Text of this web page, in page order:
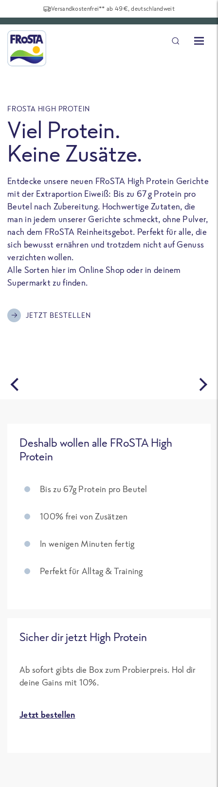
Versandkostenfrei** ab 49€, deutschlandweit
FROSTA HIGH PROTEIN
Viel Protein.
Keine Zusätze.
Entdecke unsere neuen FRoSTA High Protein Gerichte
mit der Extraportion Eiweiß: Bis zu 67 g Protein pro
Beutel nach Zubereitung. Hochwertige Zutaten, die
man in jedem unserer Gerichte schmeckt, ohne Pulver,
nach dem FRoSTA Reinheitsgebot. Perfekt für alle, die
sich bewusst ernähren und trotzdem nicht auf Genuss
verzichten wollen.
Alle Sorten hier im Online Shop oder in deinem
Supermarkt zu finden.
JETZT BESTELLEN
Deshalb wollen alle FRoSTA High
Protein
Bis zu 67g Protein pro Beutel
100% frei von Zusätzen
In wenigen Minuten fertig
Perfekt für Alltag & Training
Sicher dir jetzt High Protein
Ab sofort gibts die Box zum Probierpreis. Hol dir
deine Gains mit 10%.
Jetzt bestellen